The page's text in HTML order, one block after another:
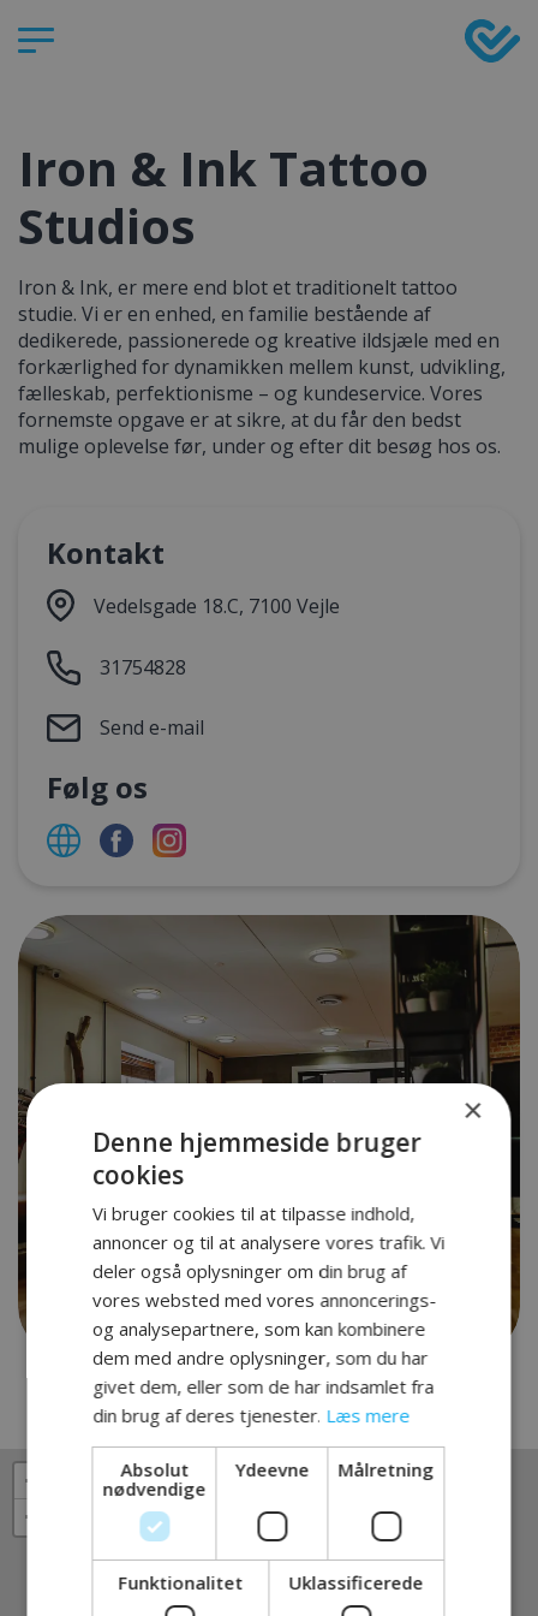
Iron & Ink Tattoo
Studios
Iron & Ink, er mere end blot et traditionelt tattoo
studie. Vi er en enhed, en familie bestående af
dedikerede, passionerede og kreative ildsjæle med en
forkærlighed for dynamikken mellem kunst, udvikling,
fælleskab, perfektionisme – og kundeservice. Vores
fornemste opgave er at sikre, at du får den bedst
mulige oplevelse før, under og efter dit besøg hos os.
Kontakt
Vedelsgade 18.C, 7100 Vejle
31754828
Send e-mail
Følg os
×
+
−
×
Denne hjemmeside bruger
cookies
Vi bruger cookies til at tilpasse indhold,
annoncer og til at analysere vores trafik. Vi
deler også oplysninger om din brug af
vores websted med vores annoncerings-
og analysepartnere, som kan kombinere
dem med andre oplysninger, som du har
givet dem, eller som de har indsamlet fra
din brug af deres tjenester. Læs mere
Absolut
nødvendige
Ydeevne Målretning
Funktionalitet Uklassificerede